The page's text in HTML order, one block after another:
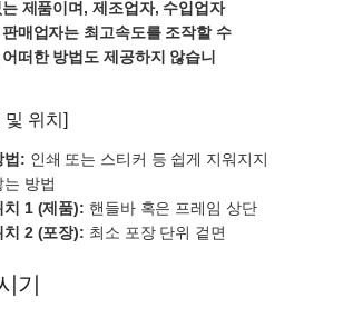
제품이며, 제조업자, 수입업자
판매업자는 최고속도를 조작할 수
떠한 방법도 제공하지 않습니
및 위치]
법: 인쇄 또는 스티커 등 쉽게 지워지지
는 방법
치 1 (제품): 핸들바 혹은 프레임 상단
치 2 (포장): 최소 포장 단위 겉면
기